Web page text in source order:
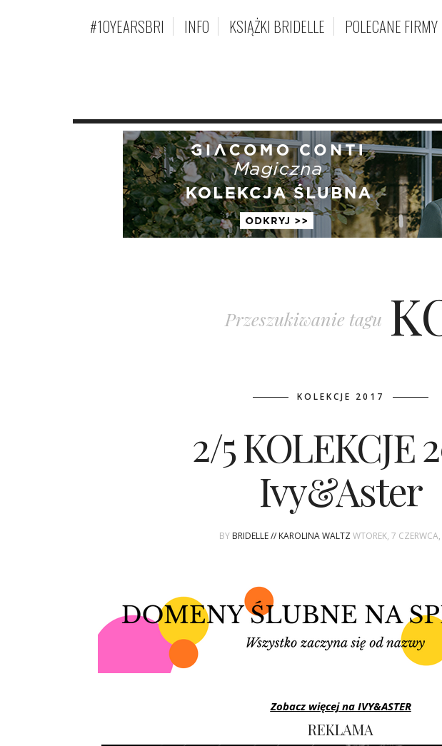
#10YEARSBRI INFO KSIĄŻKI BRIDELLE POLECANE FIRMY
Przeszukiwanie tagu
KOLEKCJE 2017
2/5 KOLEKCJE
Ivy&Aster
BY BRIDELLE // KAROLINA WALTZ WTOREK, 7
Zobacz więcej na IVY&ASTER
REKLAMA